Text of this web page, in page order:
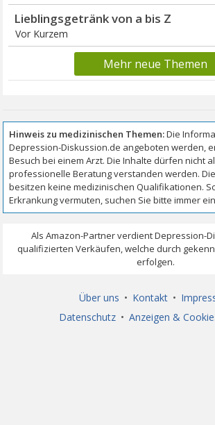
Lieblingsgetränk von a bis Z
Vor Kurzem
Mehr neue Themen
Über uns • Kontakt •
Datenschutz • Anzeigen &